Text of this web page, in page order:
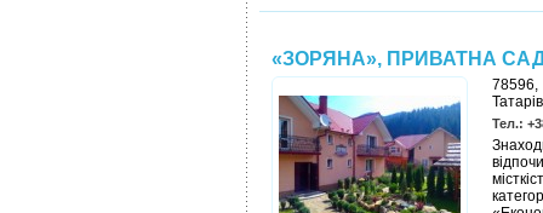
«ЗОРЯНА», ПРИВАТНА
78596,
Тел.: